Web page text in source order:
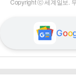
Copyright ⓒ 세계일보.
Goo